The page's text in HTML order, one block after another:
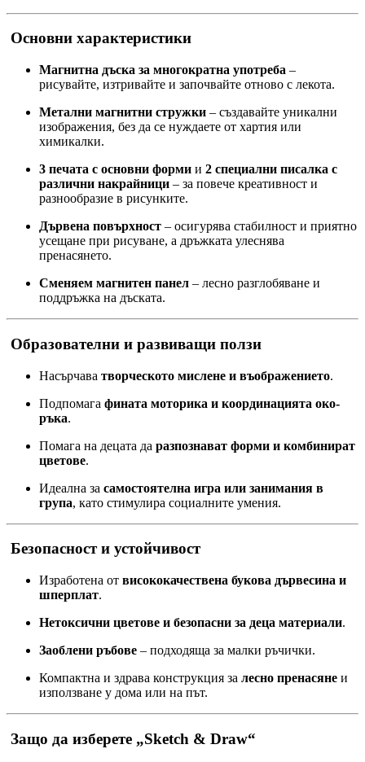
Основни характеристики
Магнитна дъска за многократна употреба –
рисувайте, изтривайте и започвайте отново с лекота.
Метални магнитни стружки – създавайте уникални
изображения, без да се нуждаете от хартия или
химикалки.
3 печата с основни форми и 2 специални писалка с
различни накрайници – за повече креативност и
разнообразие в рисунките.
Дървена повърхност – осигурява стабилност и приятно
усещане при рисуване, а дръжката улеснява
пренасянето.
Сменяем магнитен панел – лесно разглобяване и
поддръжка на дъската.
Образователни и развиващи ползи
Насърчава творческото мислене и въображението.
Подпомага фината моторика и координацията око-
ръка.
Помага на децата да разпознават форми и комбинират
цветове.
Идеална за самостоятелна игра или занимания в
група, като стимулира социалните умения.
Безопасност и устойчивост
Изработена от висококачествена букова дървесина и
шперплат.
Нетоксични цветове и безопасни за деца материали.
Заоблени ръбове – подходяща за малки ръчички.
Компактна и здрава конструкция за лесно пренасяне и
използване у дома или на път.
Защо да изберете „Sketch & Draw“